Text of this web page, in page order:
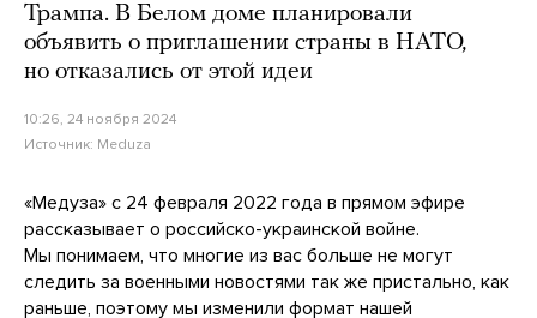
Трампа. В Белом доме планировали
объявить о приглашении страны в НАТО,
но отказались от этой идеи
10:26, 24 ноября 2024
Источник: Meduza
«Медуза» с 24 февраля 2022 года в прямом эфире
рассказывает о российско-украинской войне.
Мы понимаем, что многие из вас больше не могут
следить за военными новостями так же пристально, как
раньше, поэтому мы изменили формат нашей